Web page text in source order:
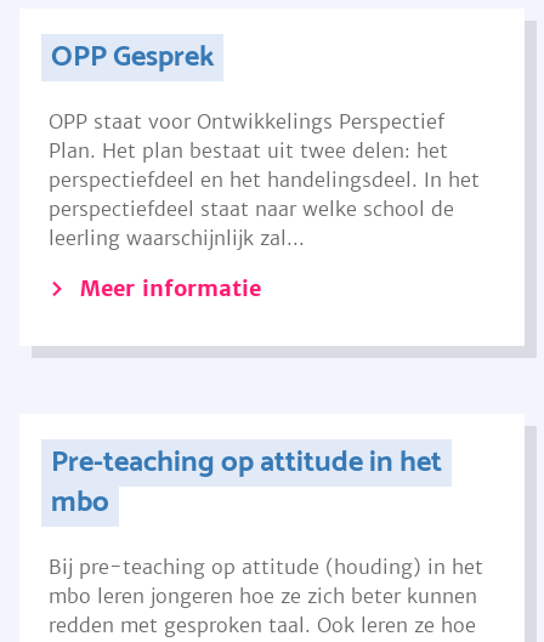
OPP Gesprek
OPP staat voor Ontwikkelings Perspectief
Plan. Het plan bestaat uit twee delen: het
perspectiefdeel en het handelingsdeel. In het
perspectiefdeel staat naar welke school de
leerling waarschijnlijk zal...
Meer informatie
Pre-teaching op attitude in het
mbo
Bij pre-teaching op attitude (houding) in het
mbo leren jongeren hoe ze zich beter kunnen
redden met gesproken taal. Ook leren ze hoe